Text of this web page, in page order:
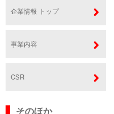
企業情報 トップ
事業内容
CSR
そのほか